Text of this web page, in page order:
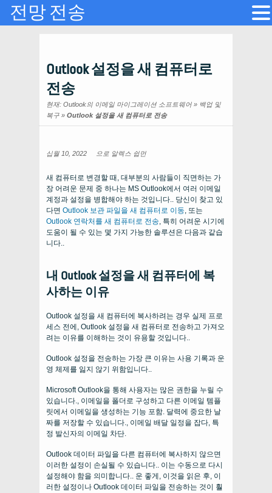
Outlook 설정을 새 컴퓨터로
전송
현재: Outlook의 이메일 마이그레이션 소프트웨어 » 백업 및
복구 » Outlook 설정을 새 컴퓨터로 전송
십월 10, 2022 으로 알렉스 쉽먼
새 컴퓨터로 변경할 때, 대부분의 사람들이 직면하는 가
장 어려운 문제 중 하나는 MS Outlook에서 여러 이메일
계정과 설정을 병합해야 하는 것입니다.. 당신이 찾고 있
다면 Outlook 보관 파일을 새 컴퓨터로 이동, 또는
Outlook 연락처를 새 컴퓨터로 전송, 특히 어려운 시기에
도움이 될 수 있는 몇 가지 가능한 솔루션은 다음과 같습
니다..
내 Outlook 설정을 새 컴퓨터에 복
사하는 이유
Outlook 설정을 새 컴퓨터에 복사하려는 경우 실제 프로
세스 전에, Outlook 설정을 새 컴퓨터로 전송하고 가져오
려는 이유를 이해하는 것이 유용할 것입니다..
Outlook 설정을 전송하는 가장 큰 이유는 사용 기록과 운
영 체제를 잃지 않기 위함입니다..
Microsoft Outlook을 통해 사용자는 많은 권한을 누릴 수
있습니다., 이메일을 폴더로 구성하고 다른 이메일 템플
릿에서 이메일을 생성하는 기능 포함. 달력에 중요한 날
짜를 저장할 수 있습니다., 이메일 배달 일정을 잡다, 특
정 발신자의 이메일 차단.
Outlook 데이터 파일을 다른 컴퓨터에 복사하지 않으면
이러한 설정이 손실될 수 있습니다.. 이는 수동으로 다시
설정해야 함을 의미합니다.. 운 좋게, 이것을 읽은 후, 이
러한 설정이나 Outlook 데이터 파일을 전송하는 것이 훨
전망 전송